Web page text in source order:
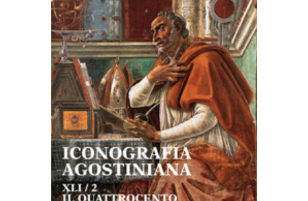
AGGIUNGI AL CARRELLO